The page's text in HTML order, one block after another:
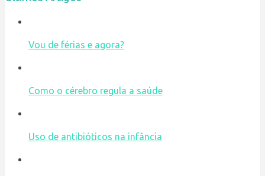
Vou de férias e agora?
Como o cérebro regula a saúde
Uso de antibióticos na infância